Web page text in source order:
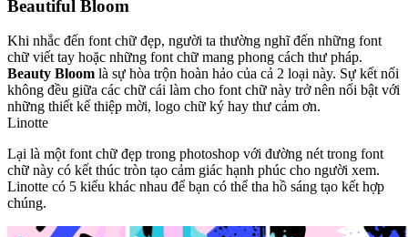
Beautiful Bloom
Khi nhắc đến font chữ đẹp, người ta thường nghĩ đến những font
chữ viết tay hoặc những font chữ mang phong cách thư pháp.
Beauty Bloom là sự hòa trộn hoàn hảo của cả 2 loại này. Sự kết nối
không đều giữa các chữ cái làm cho font chữ này trở nên nổi bật với
những thiết kế thiệp mời, logo chữ ký hay thư cảm ơn.
Linotte
Lại là một font chữ đẹp trong photoshop với đường nét trong font
chữ này có kết thúc tròn tạo cảm giác hạnh phúc cho người xem.
Linotte có 5 kiểu khác nhau để bạn có thể tha hồ sáng tạo kết hợp
chúng.